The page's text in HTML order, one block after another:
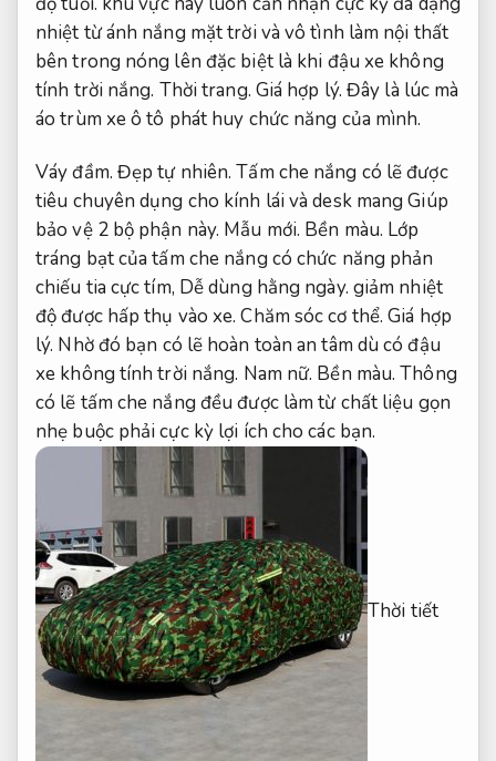
nhiệt từ ánh nắng mặt trời và vô tình làm nội thất
bên trong nóng lên đặc biệt là khi đậu xe không
tính trời nắng. Thời trang. Giá hợp lý. Đây là lúc mà
áo trùm xe ô tô phát huy chức năng của mình.
Váy đầm. Đẹp tự nhiên. Tấm che nắng có lẽ được
tiêu chuyên dụng cho kính lái và desk mang Giúp
bảo vệ 2 bộ phận này. Mẫu mới. Bền màu. Lớp
tráng bạt của tấm che nắng có chức năng phản
chiếu tia cực tím, Dễ dùng hằng ngày. giảm nhiệt
độ được hấp thụ vào xe.Chăm sóc cơ thể. Giá hợp
lý. Nhờ đó bạn có lẽ hoàn toàn an tâm dù có đậu
xe không tính trời nắng. Nam nữ. Bền màu. Thông
có lẽ tấm che nắng đều được làm từ chất liệu gọn
nhẹ buộc phải cực kỳ lợi ích cho các bạn.
Thời tiết